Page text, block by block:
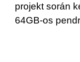
projekt során
64GB-os